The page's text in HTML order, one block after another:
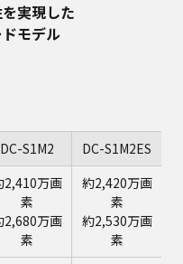
実現した
モデル
DC-S1M2 DC-S1M2ES
2,410万画
素
2,680万画
素
約2,420万画
素
約2,530万画
素